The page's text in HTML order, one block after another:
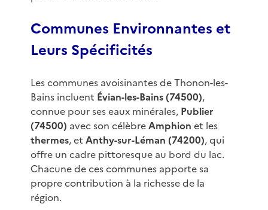
Communes Environnantes et
Leurs Spécificités
Les communes avoisinantes de Thonon-les-
Bains incluent Évian-les-Bains (74500),
connue pour ses eaux minérales, Publier
(74500) avec son célèbreAmphion et les
thermes, et Anthy-sur-Léman (74200), qui
offre un cadre pittoresque au bord du lac.
Chacune de ces communes apporte sa
propre contribution à la richesse de la
région.